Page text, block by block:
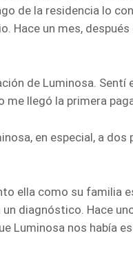
de la residencia lo
Hace un mes,
de Luminosa. Sentí
llegó la primera
en especial, a dos
ella como su familia
diagnóstico. Hace
Luminosa nos había